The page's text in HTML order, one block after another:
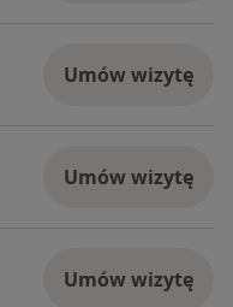
Umów wizytę
Umów wizytę
Umów wizytę